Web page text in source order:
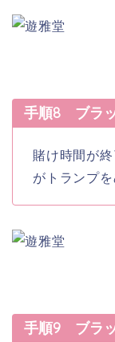
手順8 ブラ
賭け時間が
がトランプ
手順9 ブラ